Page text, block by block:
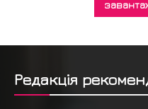
Редакція